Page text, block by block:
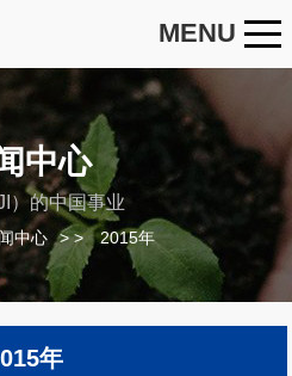
MENU
中心
）的中国事业
中心 > 2015年
年